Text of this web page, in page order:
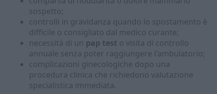
sospetto;
controlli in gravidanza quando lo spostamento è
difficile o consigliato dal medico curante;
necessità di un pap test o visita di controllo
annuale senza poter raggiungere l'ambulatorio;
complicazioni ginecologiche dopo una
procedura clinica che richiedono valutazione
specialistica immediata.